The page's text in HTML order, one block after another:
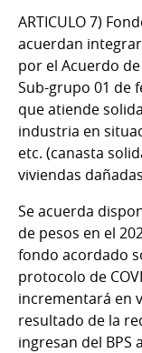
ARTICULO 7)
acuerdan
por el Acuerdo
Sub-grupo 01 de
que atiende
industria en
etc. (canasta
viviendas
Se acuerda
de pesos en el
fondo acordado
protocolo de
incrementará en
resultado de la
ingresan del BPS